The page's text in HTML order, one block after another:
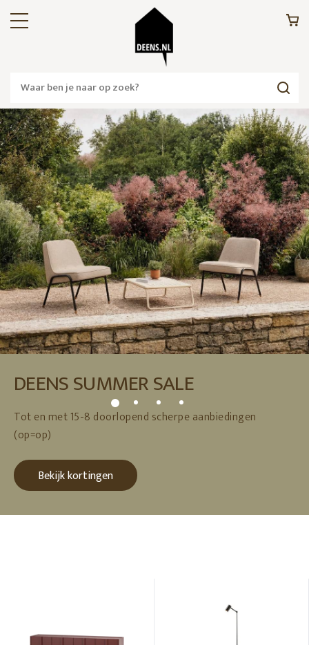
DEENS SUMMER SALE
Tot en met 15-8 doorlopend scherpe aanbiedingen
(op=op)
Bekijk kortingen